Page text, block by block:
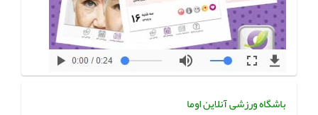
باشگاه ورزشی آنلاین اوما